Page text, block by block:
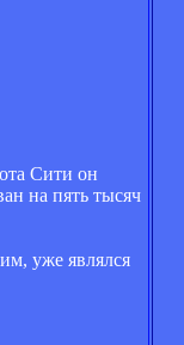
Сити он
на пять тысяч
уже являлся